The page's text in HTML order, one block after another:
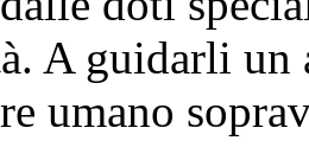
A guidarli un
umano